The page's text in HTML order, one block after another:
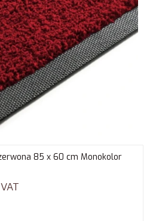
85 x 60 cm Monokolor
VAT